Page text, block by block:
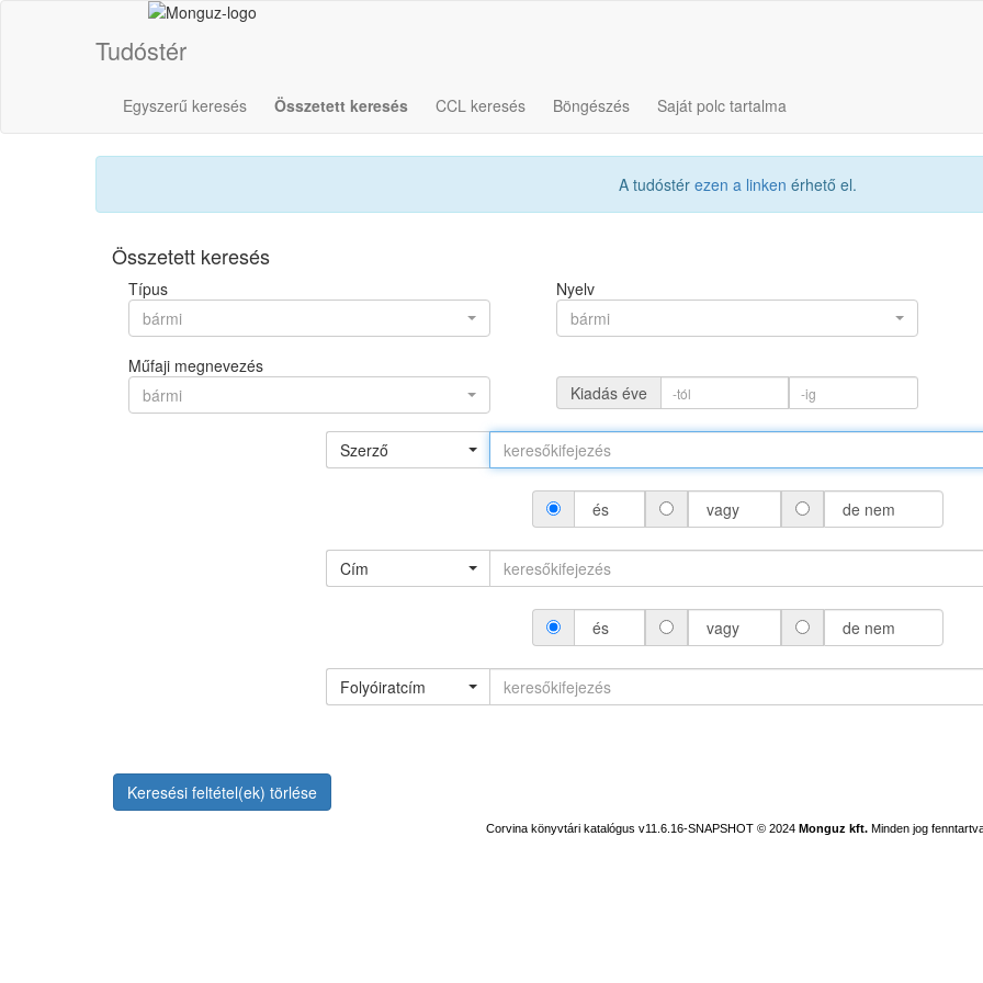
Tudóstér
Egyszerű keresés Összetett keresés CCL keresés Böngészés Saját polc tartalma
A tudóstér ezen a linken érhető el.
Összetett keresés
Típus
bármi
Nyelv
bármi
Műfaji megnevezés
bármi
Kiadás éve
Szerző
és vagy de nem
Cím
és vagy de nem
Folyóiratcím
Keresési feltétel(ek) törlése
Corvina könyvtári katalógus v11.6.16-SNAPSHOT © 2024 Monguz kft. Minden jog